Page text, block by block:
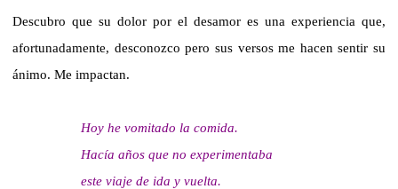
Descubro que su dolor por el desamor es una experiencia que,
afortunadamente, desconozco pero sus versos me hacen sentir su
ánimo. Me impactan.
Hoy he vomitado la comida.
Hacía años que no experimentaba
este viaje de ida y vuelta.